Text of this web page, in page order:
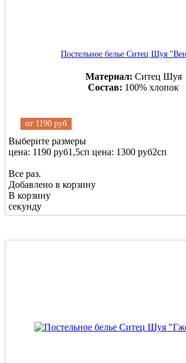
Постельное белье Ситец Шуя
Материал: Ситец Шуя
Состав: 100% хлопок
от 1190 руб
Выберите размеры
цена: 1190 руб1,5сп цена: 1300 руб2сп
Все раз.
Добавлено в корзину
В корзину
секунду